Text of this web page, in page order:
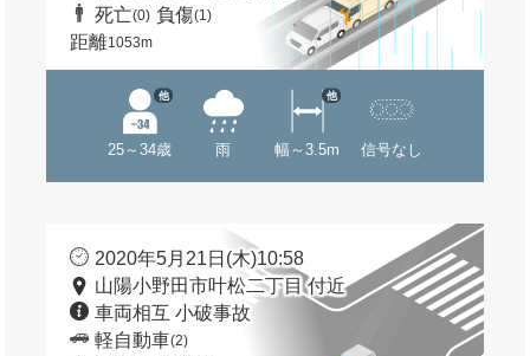
死亡(0) 負傷(1)
距離1053m
25～34歳
他
雨 幅～3.5m
他
信号なし
2020年5月21日(木)10:58
山陽小野田市叶松二丁目 付近
車両相互 小破事故
軽自動車(2)